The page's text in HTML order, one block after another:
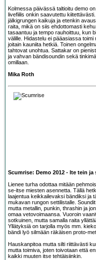
Kolmessa päivässä taltioitu demo
livefiilis onkin saavutettu
jälkigrungen kaikuja ja etenkin
raita, mikä on siis ehdottomasti
tasaantuu ja tempo rauhoittuu, kun
välille. Hidastelu ei pääasiassa
joitain kauniita hetkiä. Toinen
tahtovat unohtua. Sattakar on
ja vahvan bändisoundin sekä
omillaan.
Mika Roth
Scumrise: Demo 2012 - Ite tein ja
Lienee turha odottaa mitään
se-itse miesten asennetta. Tällä
laajentua keikkailevaksi bändiksi ja
mukavan rungon settilistalle.
mutta metallin, punkin, thrashin ja
omaa vetovoimaansa. Vuoroin
sotkuinen, mutta samalla raita
Yllätyksiä on tarjolla myös mm.
bändi lyö silmään räkäisen proto-
Hauskanpitoa mutta silti riittävästi
mutta toimiva, joten toivotaan että
kaikki muuten itse tehtäisiinkin.